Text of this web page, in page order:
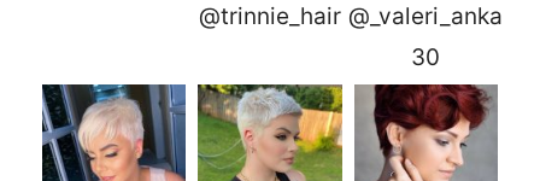
@trinnie_hair @_valeri_anka
30